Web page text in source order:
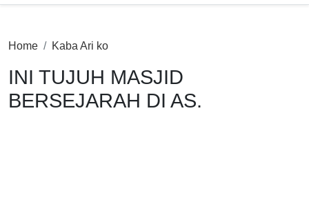
Home Kaba Ari ko
INI TUJUH MASJID
BERSEJARAH DI AS.